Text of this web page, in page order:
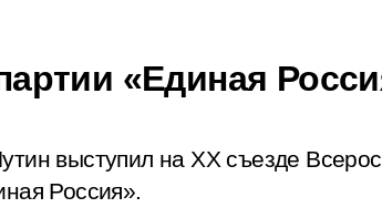
«Единая
выступил на XX съезде
Россия».